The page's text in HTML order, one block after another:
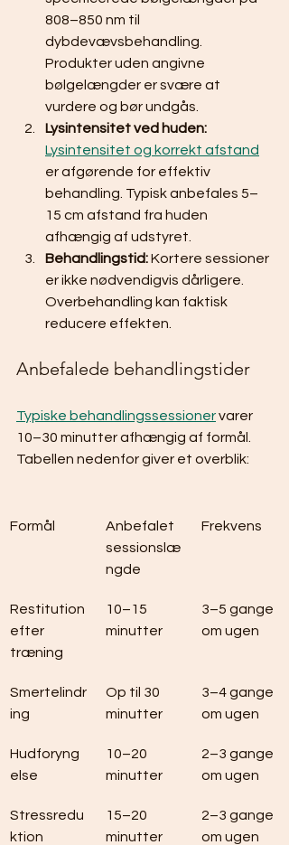
808–850 nm til
dybdevævsbehandling.
Produkter uden angivne
bølgelængder er svære at
vurdere og bør undgås.
Lysintensitet ved huden:
Lysintensitet og korrekt afstand
er afgørende for effektiv
behandling. Typisk anbefales 5–
15 cm afstand fra huden
afhængig af udstyret.
Behandlingstid: Kortere sessioner
er ikke nødvendigvis dårligere.
Overbehandling kan faktisk
reducere effekten.
Anbefalede behandlingstider
Typiske behandlingssessioner varer
10–30 minutter afhængig af formål.
Tabellen nedenfor giver et overblik:
Formål
Anbefalet
sessionslæ
ngde
Frekvens
Restitution
efter
træning
10–15
minutter
3–5 gange
om ugen
Smertelindr
ing
Op til 30
minutter
3–4 gange
om ugen
Hudforyng
else
10–20
minutter
2–3 gange
om ugen
Stressredu
ktion
15–20
minutter
2–3 gange
om ugen